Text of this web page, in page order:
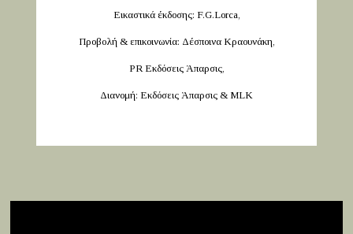
Εικαστικά έκδοσης: F.G.Lorca,
Προβολή & επικοινωνία: Δέσποινα Κραουνάκη,
PR Εκδόσεις Άπαρσις,
Διανομή: Εκδόσεις Άπαρσις & MLK